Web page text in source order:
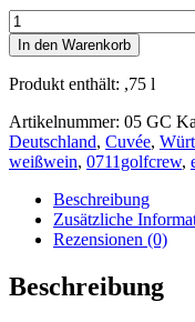
Weißwein
EAGLE
SCHLOTZER
0,75l
In den Warenkorb
Produkt enthält: ,75 l
Artikelnummer: 05 GC
Deutschland, Cuvée,
weißwein, 0711golfcrew,
Beschreibung
Zusätzliche
Rezensionen (0)
Beschreibung